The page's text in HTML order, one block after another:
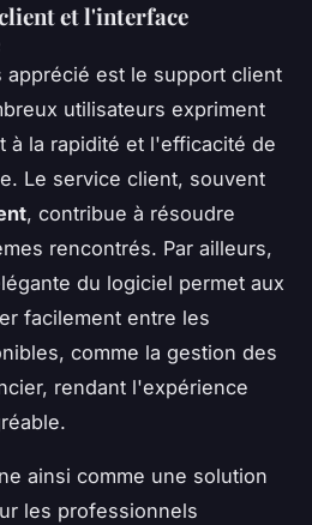
et l'interface
apprécié est le support client
utilisateurs expriment
à la rapidité et l'efficacité de
Le service client, souvent
, contribue à résoudre
rencontrés. Par ailleurs,
du logiciel permet aux
facilement entre les
comme la gestion des
rendant l'expérience
ainsi comme une solution
les professionnels